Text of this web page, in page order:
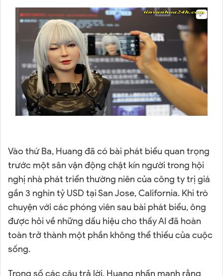
Vào thứ Ba, Huang đã có bài phát biểu quan trọng
trước một sân vận động chật kín người trong hội
nghị nhà phát triển thường niên của công ty trị giá
gần 3 nghìn tỷ USD tại San Jose, California. Khi trò
chuyện với các phóng viên sau bài phát biểu, ông
được hỏi về những dấu hiệu cho thấy AI đã hoàn
toàn trở thành một phần không thể thiếu của cuộc
sống.
Trong số các câu trả lời, Huang nhấn mạnh rằng